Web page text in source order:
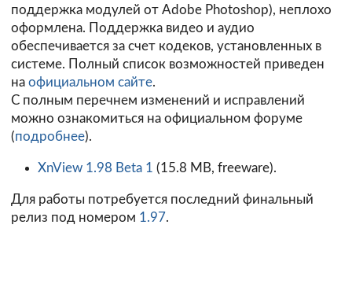
поддержка модулей от Adobe Photoshop), неплохо
оформлена. Поддержка видео и аудио
обеспечивается за счет кодеков, установленных в
системе. Полный список возможностей приведен
на официальном сайте.
С полным перечнем изменений и исправлений
можно ознакомиться на официальном форуме
(подробнее).
XnView 1.98 Beta 1 (15.8 MB, freeware).
Для работы потребуется последний финальный
релиз под номером 1.97.